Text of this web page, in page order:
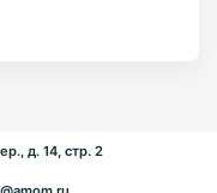
д. 14, стр. 2